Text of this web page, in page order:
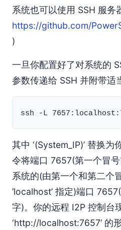
系统也可以使用 SSH 服务
https://github.com/
)
一旦你配置好了对系统的
参数传递给 SSH 并附带适
其中 ‘(System_IP)’ 替换
令将端口 7657(第一个冒
系统的(由第一个和第二个
’localhost’ 指定)端口
字)。你的远程 I2P 控制台
‘http://localhost:7657’ 的